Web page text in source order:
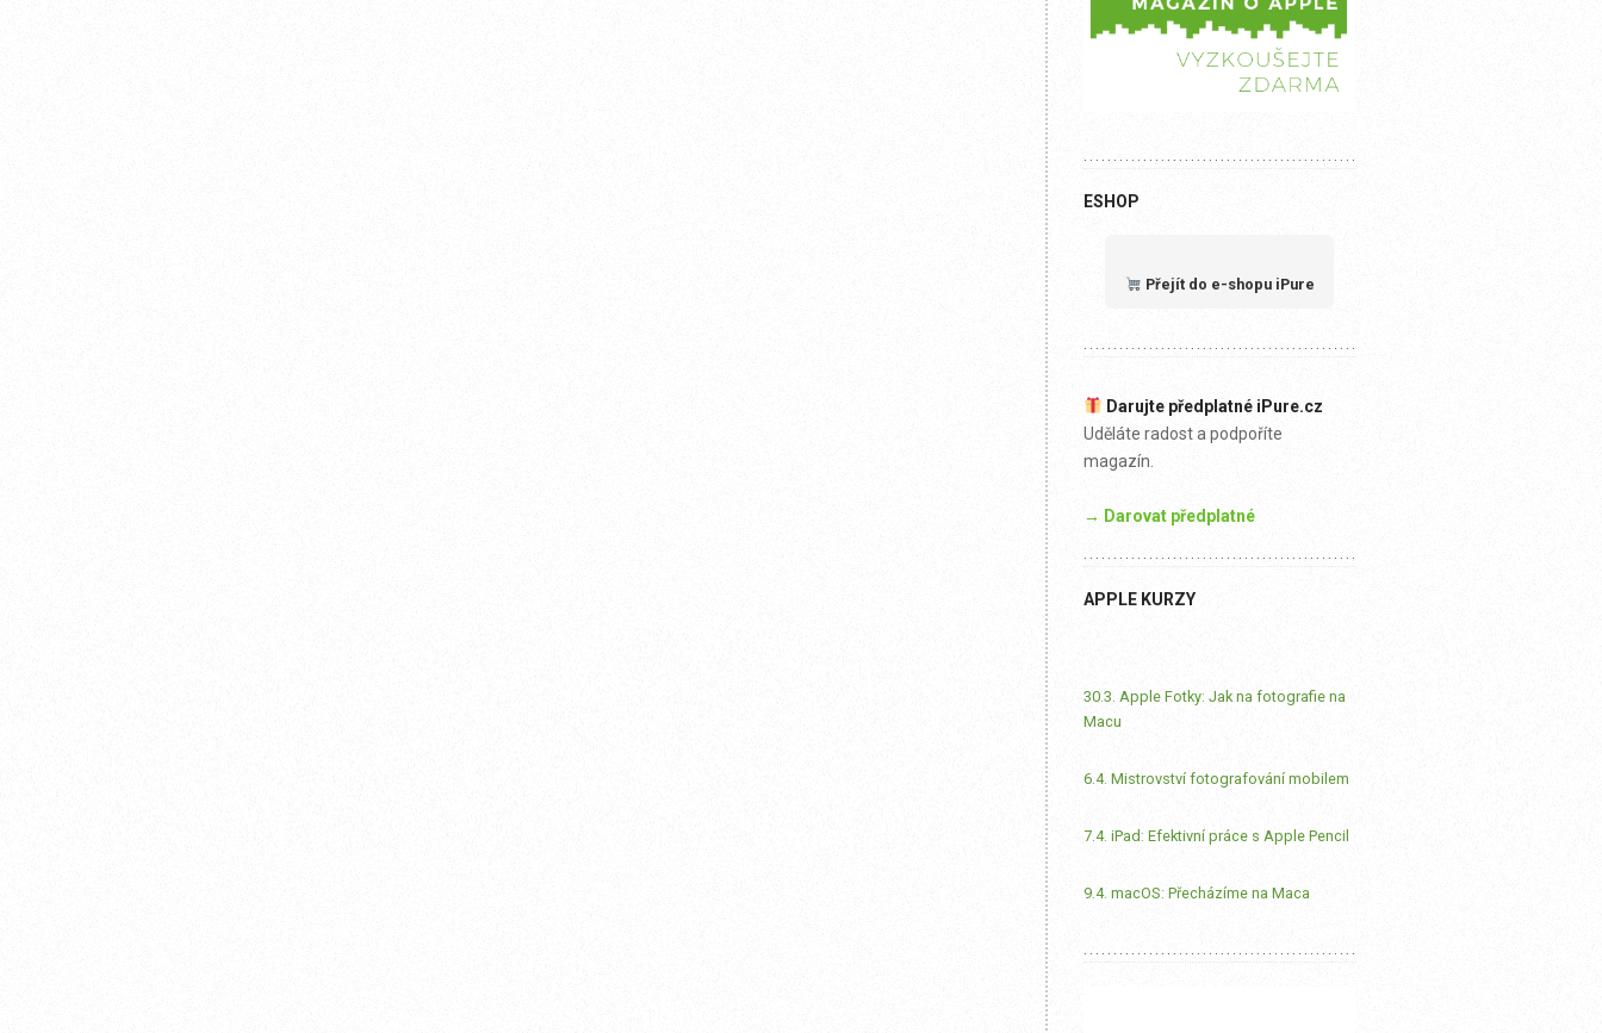
ESHOP
Přejít do e-shopu iPure
Darujte předplatné iPure.cz
Uděláte radost a podpoříte
magazín.
→ Darovat předplatné
APPLE KURZY
30.3. Apple Fotky: Jak na fotografie na
Macu
6.4. Mistrovství fotografování mobilem
7.4. iPad: Efektivní práce s Apple Pencil
9.4. macOS: Přecházíme na Maca